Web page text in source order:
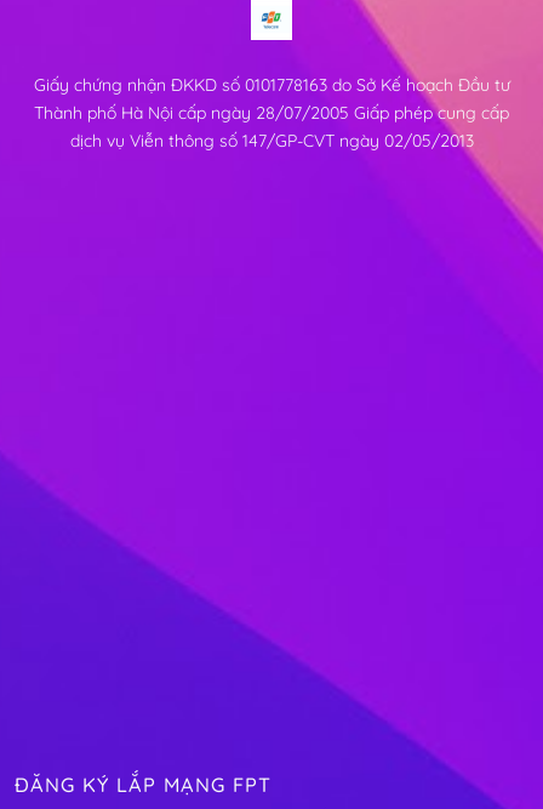
Giấy chứng nhận ĐKKD số 0101778163 do Sở Kế hoạch Đầu tư
Thành phố Hà Nội cấp ngày 28/07/2005 Giấp phép cung cấp
dịch vụ Viễn thông số 147/GP-CVT ngày 02/05/2013
ĐĂNG KÝ LẮP MẠNG FPT